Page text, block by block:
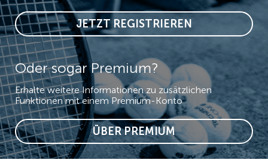
JETZT REGISTRIEREN
Oder sogar Premium?
Erhalte weitere Informationen zu zusätzlichen
Funktionen mit einem Premium-Konto
ÜBER PREMIUM